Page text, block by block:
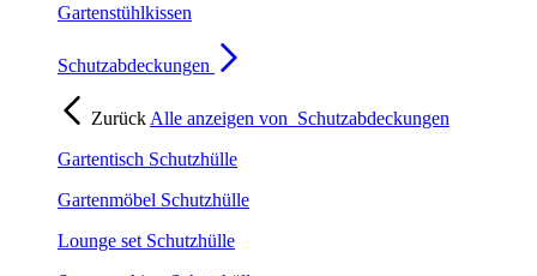
Gartenstühlkissen
Schutzabdeckungen
Zurück Alle anzeigen von Schutzabdeckungen
Gartentisch Schutzhülle
Gartenmöbel Schutzhülle
Lounge set Schutzhülle